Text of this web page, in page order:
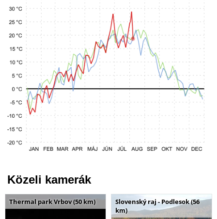
Közeli kamerák
Thermal park Vrbov (50 km)
Slovenský raj - Podlesok (56
km)